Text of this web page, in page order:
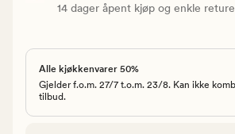
14 dager åpent kjøp og enkle
Alle kjøkkenvarer 50%
Gjelder f.o.m. 27/7 t.o.m. 23/8. Kan ikke
tilbud.